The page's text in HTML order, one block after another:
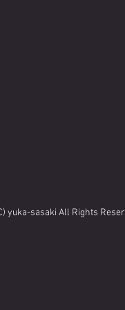
yuka-sasaki All Rights